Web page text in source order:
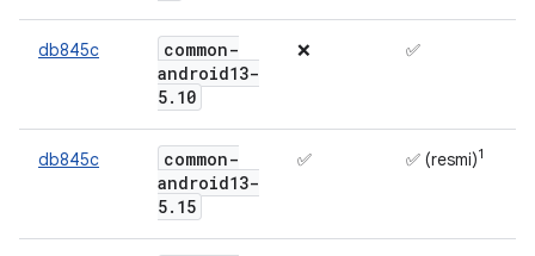
db845c
common-
android13-
5. 10
❌ ✅
db845c
common-
android13-
5. 15
✅ ✅ (resmi)1